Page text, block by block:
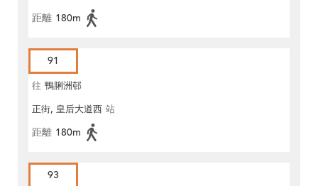
距離 180m
91
往 鴨脷洲邨
正街, 皇后大道西 站
距離 180m
93